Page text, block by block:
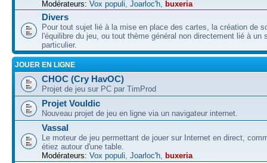
Modérateurs: Vox populi, Joarloc'h, buxeria
Divers
Pour tout sujet lié à la mise en place des cartes, la création de
l'équilibre du jeu, ou tout thème général non directement lié à un
particulier.
JOUER EN LIGNE
CHOC (Cry HavOC)
Projet de jeu sur PC par TimProd
Projet Vouldic
Nouveau projet de jeu en ligne via un navigateur internet.
Vassal
Le moteur de jeu permettant de jouer sur Internet en direct,
étiez autour d'une table.
Modérateurs: Vox populi, Joarloc'h, buxeria